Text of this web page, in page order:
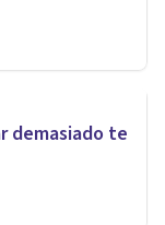
demasiado te